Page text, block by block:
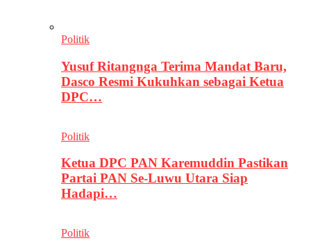
Politik
Yusuf Ritangnga Terima Mandat Baru,
Dasco Resmi Kukuhkan sebagai Ketua
DPC…
Politik
Ketua DPC PAN Karemuddin Pastikan
Partai PAN Se-Luwu Utara Siap
Hadapi…
Politik